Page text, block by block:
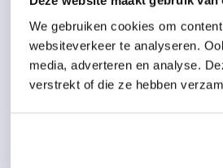
We gebruiken cookies om
websiteverkeer te analyseren.
media, adverteren en analyse.
verstrekt of die ze hebben